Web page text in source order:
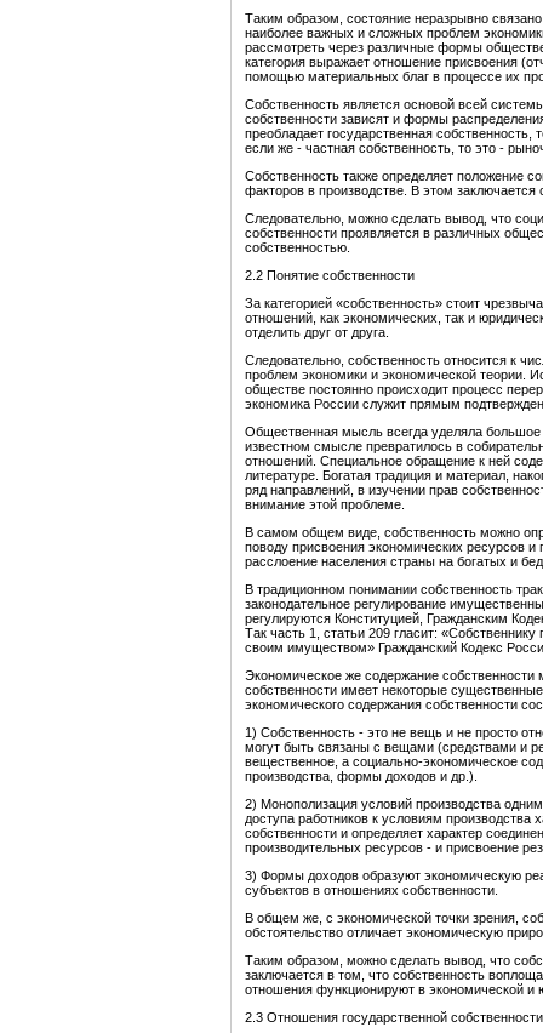
Таким образом, состояние неразрывно
наиболее важных и сложных проблем
рассмотреть через различные формы
категория выражает отношение присвоения
помощью материальных благ в процессе их
Собственность является основой всей
собственности зависят и формы
преобладает государственная
если же - частная собственность, то это -
Собственность также определяет положение
факторов в производстве. В этом заключается
Следовательно, можно сделать вывод, что
собственности проявляется в различных
собственностью.
2.2 Понятие собственности
За категорией «собственность» стоит
отношений, как экономических, так и
отделить друг от друга.
Следовательно, собственность относится к
проблем экономики и экономической теории.
обществе постоянно происходит процесс
экономика России служит прямым
Общественная мысль всегда уделяла
известном смысле превратилось в
отношений. Специальное обращение к ней
литературе. Богатая традиция и материал,
ряд направлений, в изучении прав
внимание этой проблеме.
В самом общем виде, собственность можно
поводу присвоения экономических ресурсов и
расслоение населения страны на богатых и
В традиционном понимании собственность
законодательное регулирование
регулируются Конституцией, Гражданским
Так часть 1, статьи 209 гласит:
своим имуществом» Гражданский Кодекс
Экономическое же содержание
собственности имеет некоторые
экономического содержания собственности
1) Собственность - это не вещь и не просто
могут быть связаны с вещами (средствами и
вещественное, а социально-экономическое
производства, формы доходов и др.).
2) Монополизация условий производства
доступа работников к условиям
собственности и определяет характер
производительных ресурсов - и присвоение
3) Формы доходов образуют экономическую
субъектов в отношениях собственности.
В общем же, с экономической точки зрения,
обстоятельство отличает экономическую
Таким образом, можно сделать вывод, что
заключается в том, что собственность
отношения функционируют в экономической и
2.3 Отношения государственной собственности